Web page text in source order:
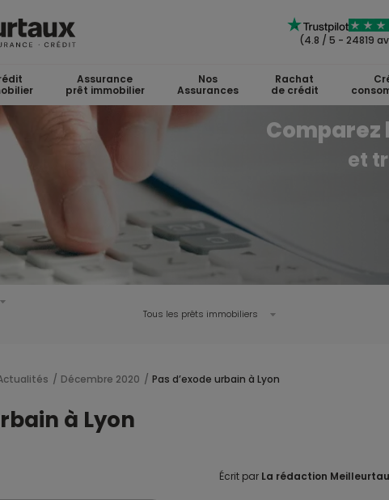
(4.8 / 5 - 24819
Assurance
prêt immobilier
Nos
Assurances
Rachat
de crédit
et
Tous les prêts immobiliers
Décembre 2020 Pas d’exode urbain à Lyon
à Lyon
Écrit par La rédaction